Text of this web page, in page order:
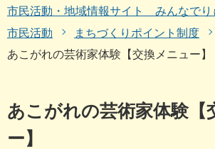
市民活動・地域情報サイト みんなでり
市民活動
まちづくりポイント制度
あこがれの芸術家体験【交換メニュー】
あこがれの芸術家体験【
ー】